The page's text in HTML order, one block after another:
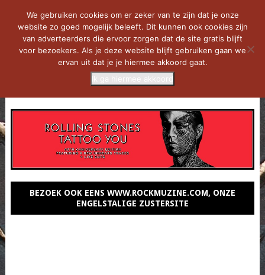
BEZOEK OOK EENS WWW.ROCKMUZINE.COM, ONZE
ENGELSTALIGE ZUSTERSITE
We gebruiken cookies om er zeker van te zijn dat je onze
website zo goed mogelijk beleeft. Dit kunnen ook cookies zijn
van adverteerders die ervoor zorgen dat de site gratis blijft
voor bezoekers. Als je deze website blijft gebruiken gaan we
ervan uit dat je je hiermee akkoord gaat.
Ik ga hiermee akkoord